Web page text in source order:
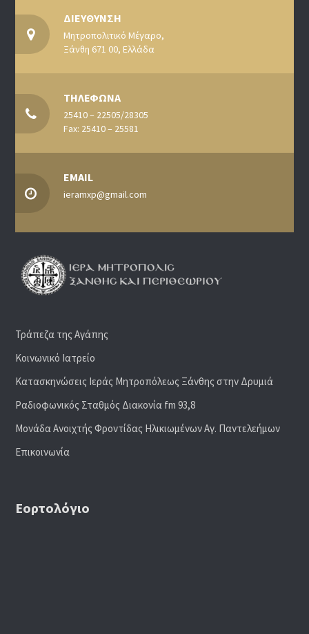
ΔΙΕΥΘΥΝΣΗ
Μητροπολιτικό Μέγαρο,
Ξάνθη 671 00, Ελλάδα
ΤΗΛΕΦΩΝΑ
25410 – 22505/28305
Fax: 25410 – 25581
EMAIL
ieramxp@gmail.com
Τράπεζα της Αγάπης
Κοινωνικό Ιατρείο
Κατασκηνώσεις Ιεράς Μητροπόλεως Ξάνθης στην Δρυμιά
Ραδιoφωνικός Σταθμός Διακονία fm 93,8
Μονάδα Ανοιχτής Φροντίδας Ηλικιωμένων Αγ. Παντελεήμων
Επικοινωνία
Εορτολόγιο